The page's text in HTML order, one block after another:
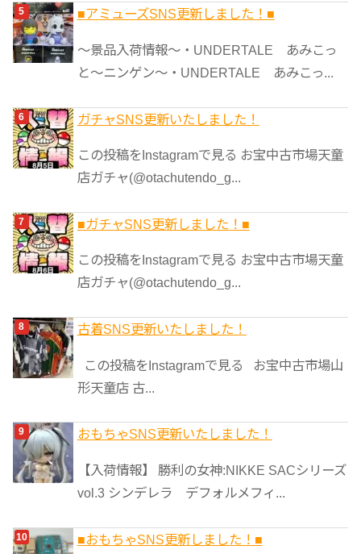
■アミューズSNS更新しました！■
～景品入荷情報～・UNDERTALE あみこっ
と～ニンゲン～・UNDERTALE あみこっ...
ガチャSNS更新いたしました！
この投稿をInstagramで見る お宝中古市場天童
店ガチャ(@otachutendo_g...
■ガチャSNS更新しました！■
この投稿をInstagramで見る お宝中古市場天童
店ガチャ(@otachutendo_g...
古着SNS更新いたしました！
この投稿をInstagramで見る お宝中古市場山
形天童店 古...
おもちゃSNS更新いたしました！
【入荷情報】 勝利の女神:NIKKE SACシリーズ
vol.3 シンデレラ デフォルメフィ...
■おもちゃSNS更新しました！■